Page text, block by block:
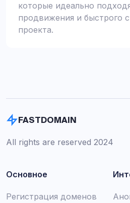
которые идеально
продвижения и быстрого
проекта.
FASTDOMAIN
All rights are reserved 2024
Основное
Регистрация доменов